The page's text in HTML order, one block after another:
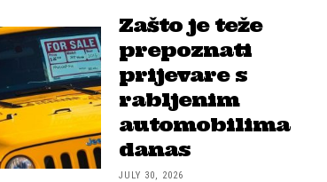
Zašto je teže
prepoznati
prijevare s
rabljenim
automobilima
danas
JULY 30, 2026